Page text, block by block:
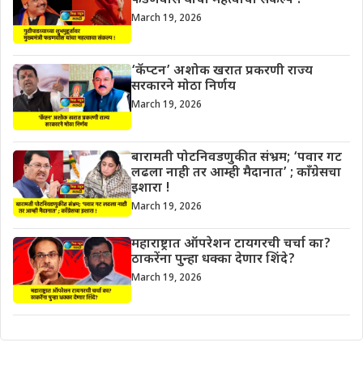
March 19, 2026
‘कॅप्टन’ अशोक खरात प्रकरणी राज्य
सरकारने मोठा निर्णय
March 19, 2026
बारामती पोटनिवडणुकीत संभ्रम; ‘पवार गट
लढला नाही तर आम्ही मैदानात’ ; काँग्रेसचा
इशारा !
March 19, 2026
महाराष्ट्रात ऑपरेशन टायगरची चर्चा का?
ठाकरेंना पुन्हा धक्का देणार शिंदे?
March 19, 2026